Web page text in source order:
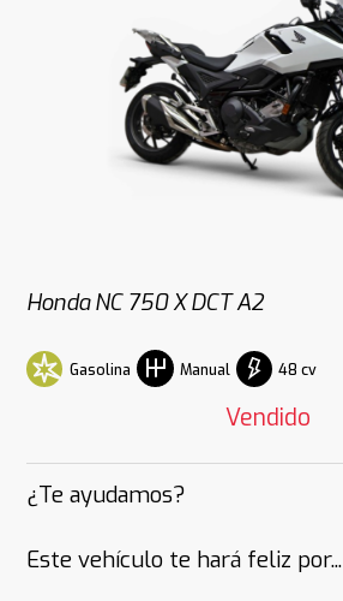
Honda NC 750 X DCT A2
Gasolina Manual 48 cv
Vendido
¿Te ayudamos?
Este vehículo te hará feliz por...